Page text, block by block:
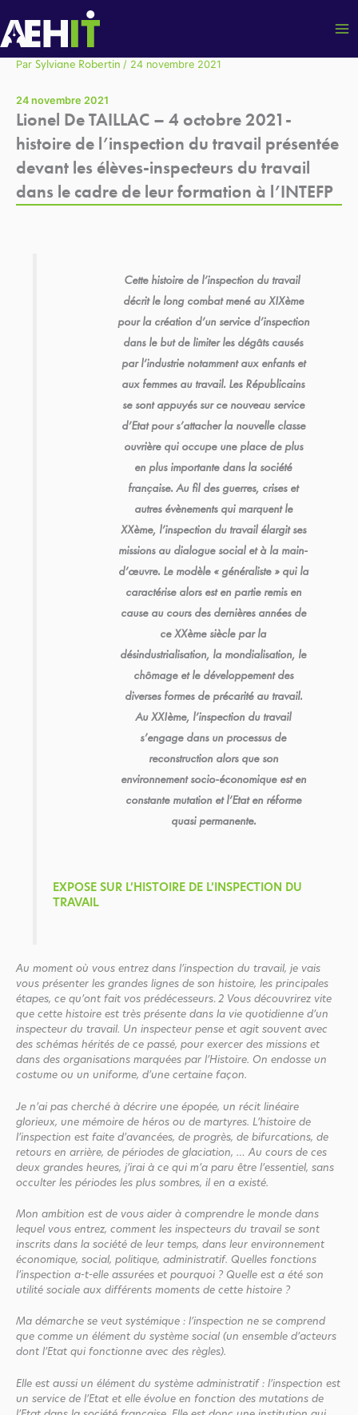
au
contenu
Par Sylviane Robertin / 24 novembre 2021
24 novembre 2021
Lionel De TAILLAC – 4 octobre 2021-
histoire de l’inspection du travail présentée
devant les élèves-inspecteurs du travail
dans le cadre de leur formation à l’INTEFP
Cette histoire de l’inspection du travail
décrit le long combat mené au XIXème
pour la création d’un service d’inspection
dans le but de limiter les dégâts causés
par l’industrie notamment aux enfants et
aux femmes au travail. Les Républicains
se sont appuyés sur ce nouveau service
d’Etat pour s’attacher la nouvelle classe
ouvrière qui occupe une place de plus
en plus importante dans la société
française. Au fil des guerres, crises et
autres évènements qui marquent le
XXème, l’inspection du travail élargit ses
missions au dialogue social et à la main-
d’œuvre. Le modèle « généraliste » qui la
caractérise alors est en partie remis en
cause au cours des dernières années de
ce XXème siècle par la
désindustrialisation, la mondialisation, le
chômage et le développement des
diverses formes de précarité au travail.
Au XXIème, l’inspection du travail
s’engage dans un processus de
reconstruction alors que son
environnement socio-économique est en
constante mutation et l’Etat en réforme
quasi permanente.
EXPOSE SUR L’HISTOIRE DE L’INSPECTION DU
TRAVAIL
Au moment où vous entrez dans l’inspection du travail, je vais
vous présenter les grandes lignes de son histoire, les principales
étapes, ce qu’ont fait vos prédécesseurs. 2 Vous découvrirez vite
que cette histoire est très présente dans la vie quotidienne d’un
inspecteur du travail. Un inspecteur pense et agit souvent avec
des schémas hérités de ce passé, pour exercer des missions et
dans des organisations marquées par l’Histoire. On endosse un
costume ou un uniforme, d’une certaine façon.
Je n’ai pas cherché à décrire une épopée, un récit linéaire
glorieux, une mémoire de héros ou de martyres. L’histoire de
l’inspection est faite d’avancées, de progrès, de bifurcations, de
retours en arrière, de périodes de glaciation, … Au cours de ces
deux grandes heures, j’irai à ce qui m’a paru être l’essentiel, sans
occulter les périodes les plus sombres, il en a existé.
Mon ambition est de vous aider à comprendre le monde dans
lequel vous entrez, comment les inspecteurs du travail se sont
inscrits dans la société de leur temps, dans leur environnement
économique, social, politique, administratif. Quelles fonctions
l’inspection a-t-elle assurées et pourquoi ? Quelle est a été son
utilité sociale aux différents moments de cette histoire ?
Ma démarche se veut systémique : l’inspection ne se comprend
que comme un élément du système social (un ensemble d’acteurs
dont l’Etat qui fonctionne avec des règles).
Elle est aussi un élément du système administratif : l’inspection est
un service de l’Etat et elle évolue en fonction des mutations de